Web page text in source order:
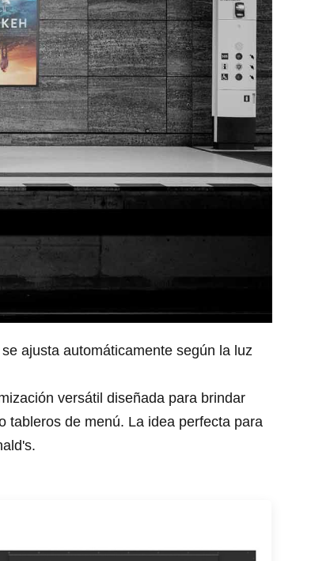
ajusta automáticamente según la luz
versátil diseñada para brindar
tableros de menú. La idea perfecta para